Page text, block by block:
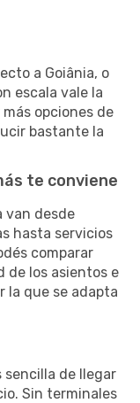
a Goiânia, o
escala vale la
opciones de
bastante la
te conviene
van desde
hasta servicios
comparar
de los asientos e
la que se adapta
sencilla de llegar
Sin terminales